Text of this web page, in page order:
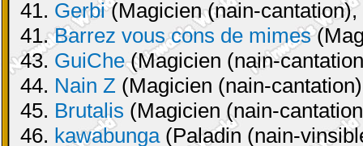
41. Gerbi(Magicien (nain-cantation),
41.Barrez vous cons de mimes
43. GuiChe(Magicien (nain-
44. Nain Z (Magicien (nain-
45. Brutalis (Magicien (nain-
46. kawabunga(Paladin (nain-